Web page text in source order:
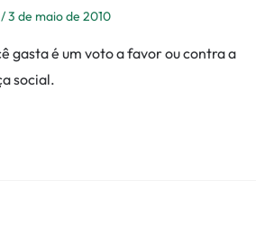
/3 de maio de 2010
gasta é um voto a favor ou contra a
social.